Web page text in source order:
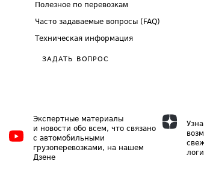
Полезное по перевозкам
Часто задаваемые вопросы (FAQ)
Техническая информация
ЗАДАТЬ ВОПРОС
Экспертные материалы
и новости обо всем, что связано
с автомобильными
грузоперевозками, на нашем
Дзене